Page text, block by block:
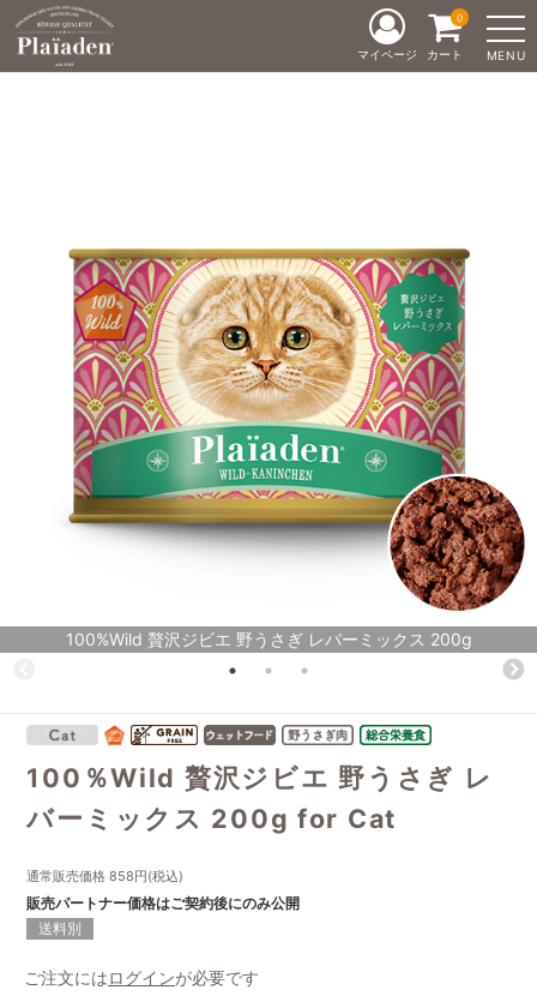
MENU
マイページ カート
0
100%Wild 贅沢ジビエ 野うさぎ レバーミックス 200g
100％Wild 贅沢ジビエ 野うさぎ レ
バーミックス 200g for Cat
通常販売価格 858円(税込)
販売パートナー価格はご契約後にのみ公開
送料別
ご注文にはログインが必要です